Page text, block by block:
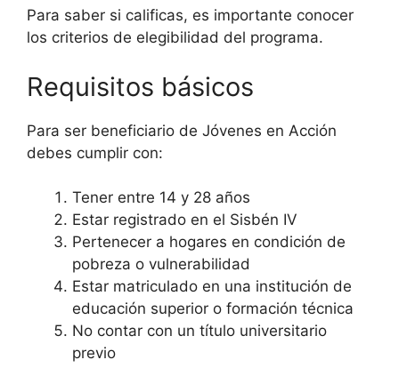
Para saber si calificas, es importante conocer
los criterios de elegibilidad del programa.
Requisitos básicos
Para ser beneficiario de Jóvenes en Acción
debes cumplir con:
Tener entre 14 y 28 años
Estar registrado en el Sisbén IV
Pertenecer a hogares en condición de
pobreza o vulnerabilidad
Estar matriculado en una institución de
educación superior o formación técnica
No contar con un título universitario
previo